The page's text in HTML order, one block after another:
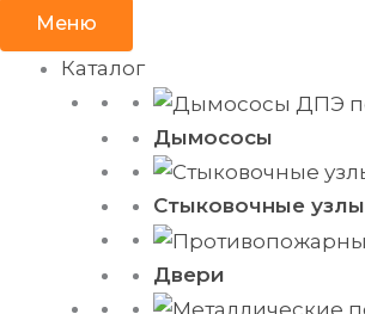
Меню
Каталог
Дымососы
Стыковочные узлы
Двери